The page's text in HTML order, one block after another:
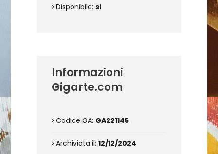
Disponibile: si
Informazioni
Gigarte.com
Codice GA: GA221145
Archiviata il: 12/12/2024